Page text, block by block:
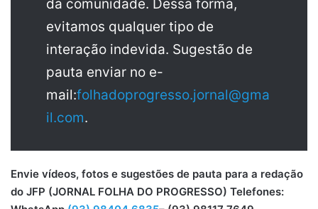
da comunidade. Dessa forma,
evitamos qualquer tipo de
interação indevida. Sugestão de
pauta enviar no e-
mail:folhadoprogresso.jornal@gma
il.com.
Envie vídeos, fotos e sugestões de pauta para a redação
do JFP (JORNAL FOLHA DO PROGRESSO) Telefones: